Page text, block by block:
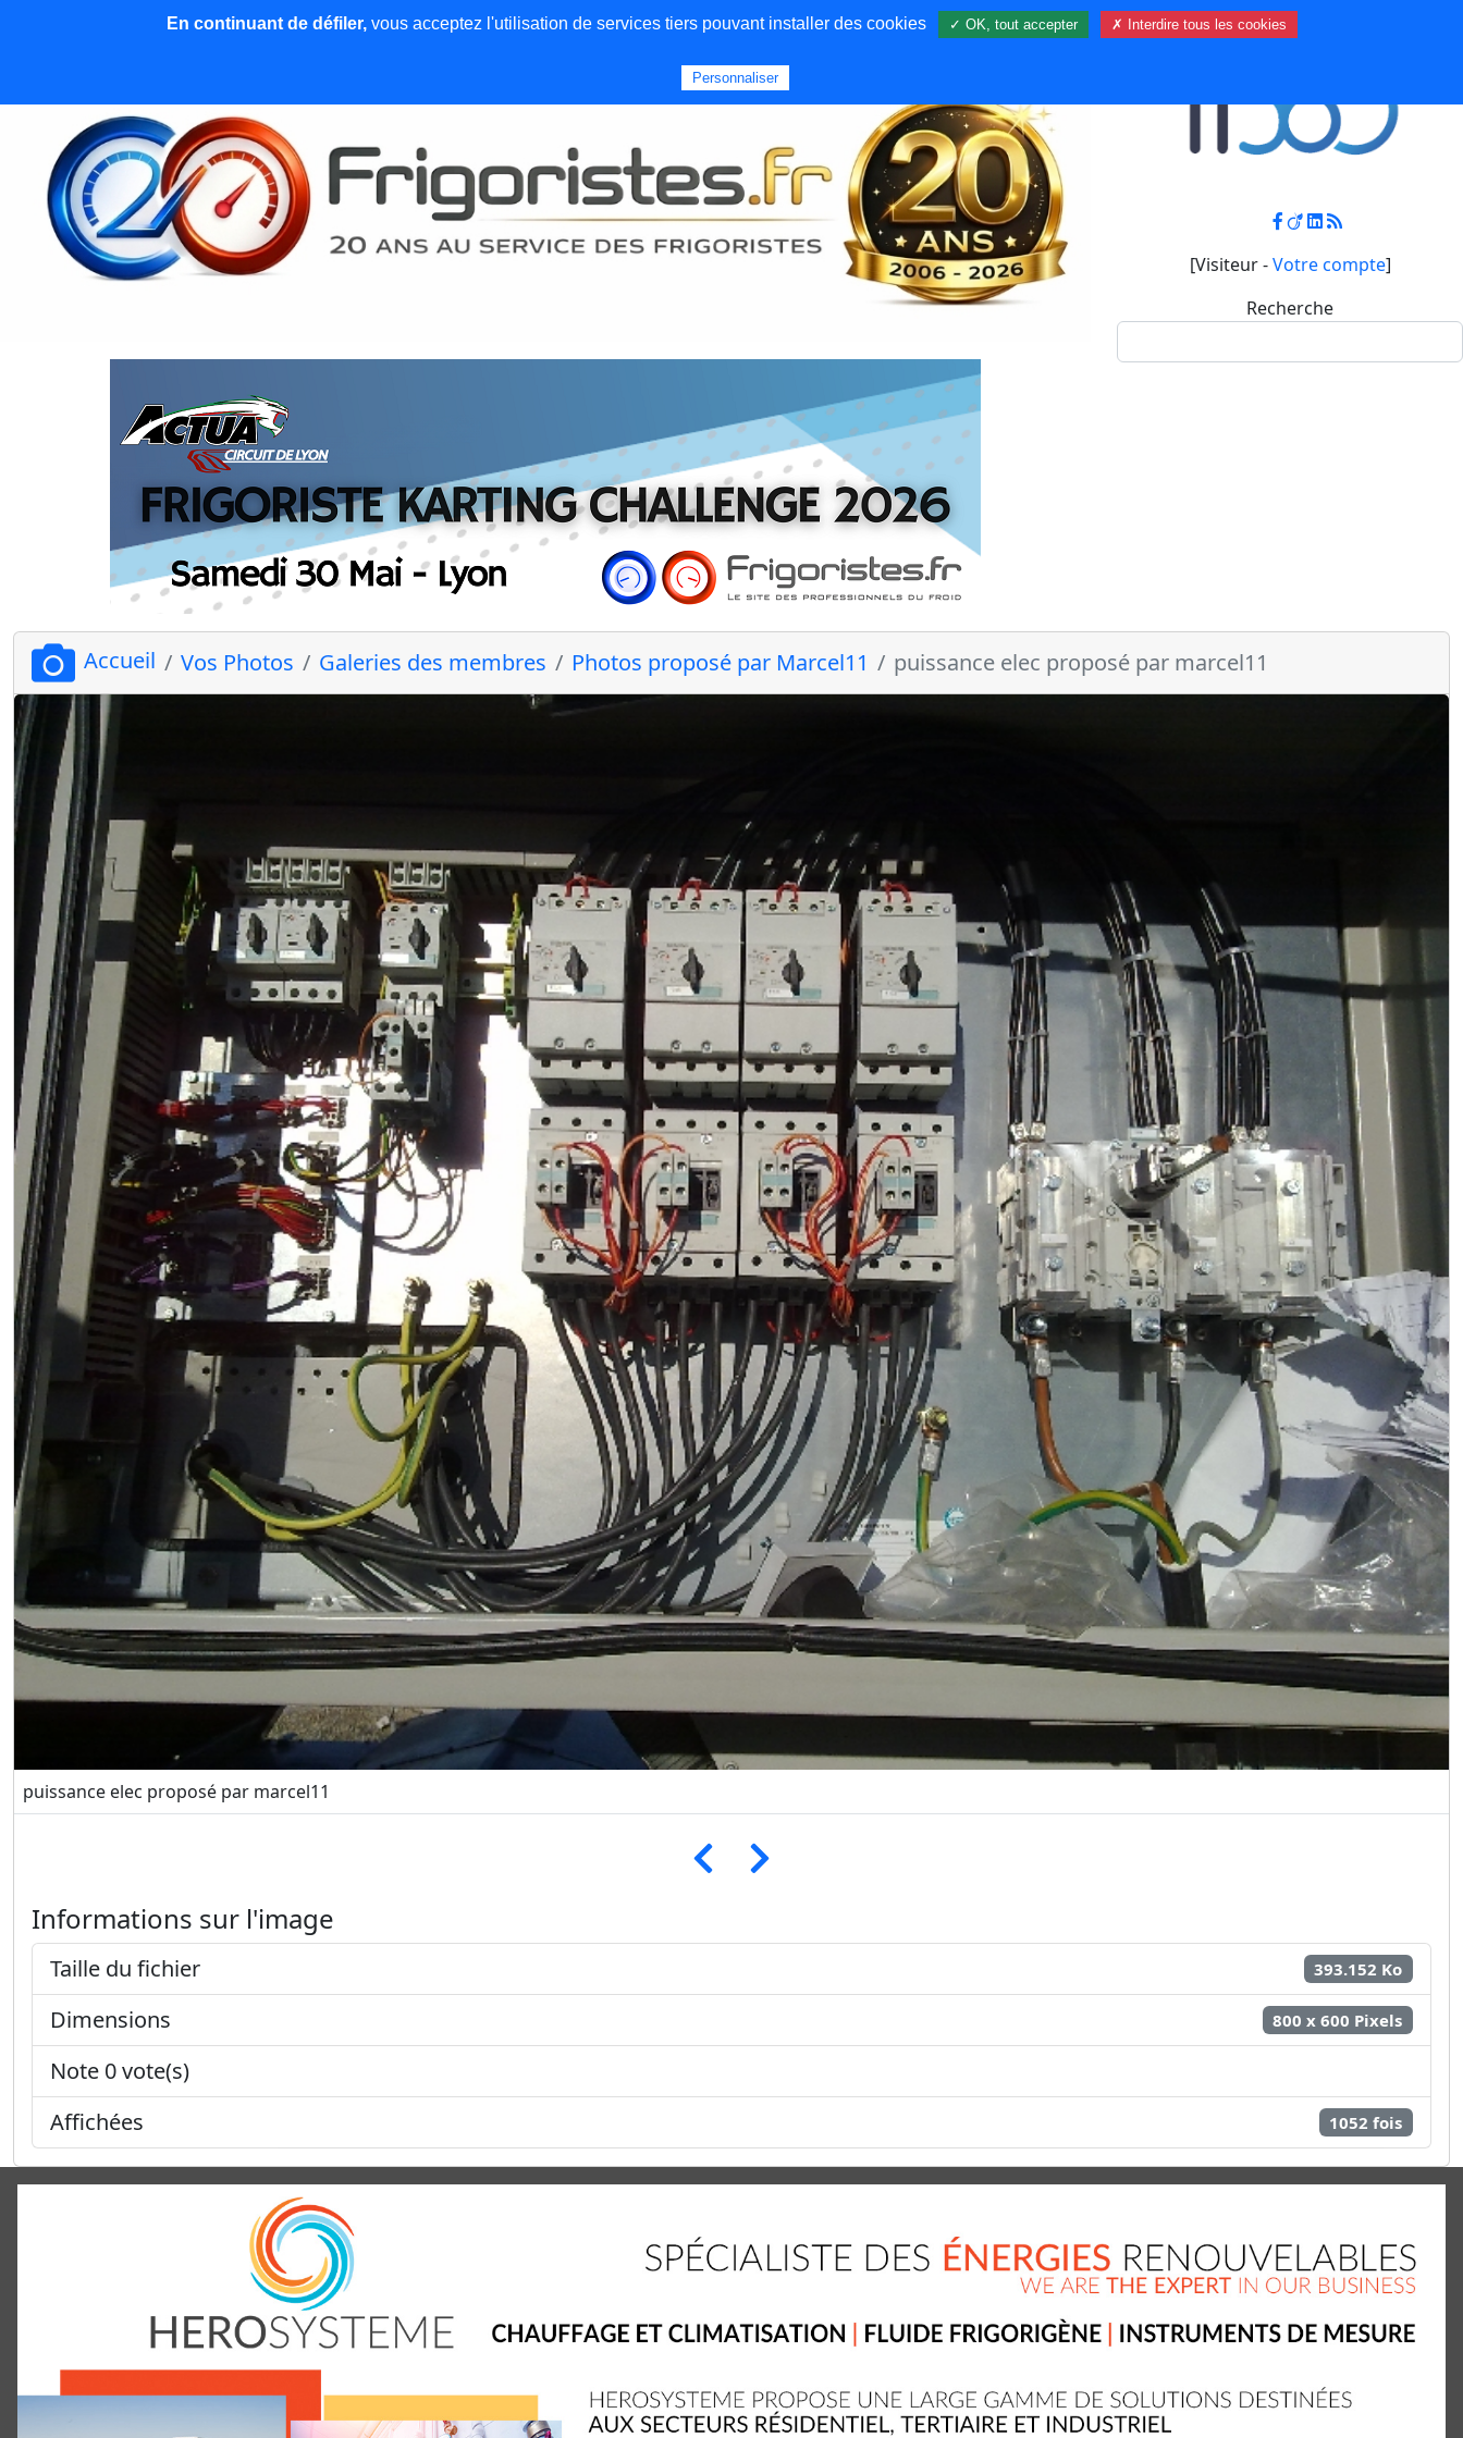
News et articles Emploi Qui sommes nous Contact Mon compte
[Visiteur -Votre compte]
Recherche
Accueil Vos Photos Galeries des membres Photos proposé par Marcel11 puissance elec proposé par marcel11
puissance elec proposé par marcel11
Informations sur l'image
Taille du fichier 393.152 Ko
Dimensions 800 x 600 Pixels
Note 0 vote(s)
Affichées
1052 fois
En continuant de défiler,vous acceptez l'utilisation de services tiers pouvant installer des cookies ✓ OK, tout accepter ✗ Interdire tous les cookies
Personnaliser